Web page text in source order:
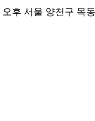
후 서울 양천구